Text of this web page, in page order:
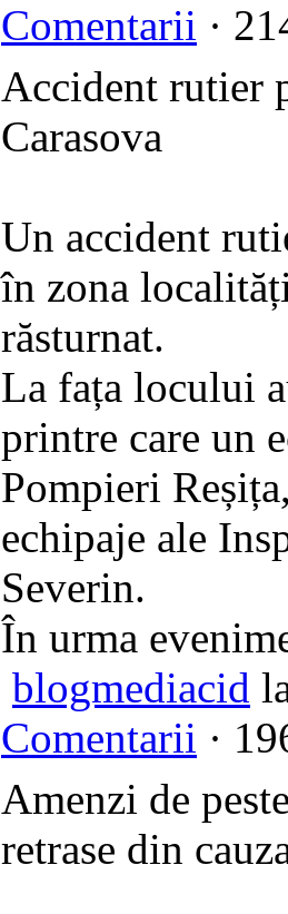
Comentarii ·
Accident rutier
Carasova
Un accident
în zona
răsturnat.
​La fața locului
printre care un
Pompieri
echipaje ale
Severin.
​În urma
blogmediacid
Comentarii ·
Amenzi de
retrase din